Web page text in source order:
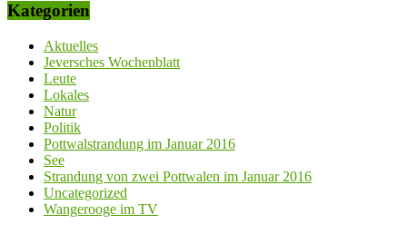
Kategorien
Aktuelles
Jeversches Wochenblatt
Leute
Lokales
Natur
Politik
Pottwalstrandung im Januar 2016
See
Strandung von zwei Pottwalen im Januar 2016
Uncategorized
Wangerooge im TV